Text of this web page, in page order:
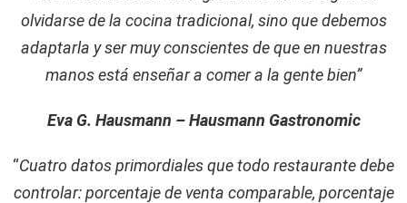
olvidarse de la cocina tradicional, sino que debemos
adaptarla y ser muy conscientes de que en nuestras
manos está enseñar a comer a la gente bien”
Eva G. Hausmann – Hausmann Gastronomic
“Cuatro datos primordiales que todo restaurante debe
controlar: porcentaje de venta comparable, porcentaje